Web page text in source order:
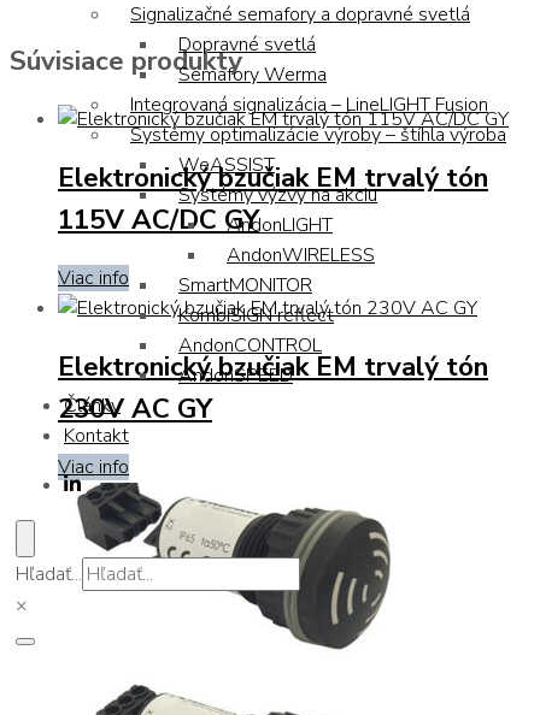
Signalizačné semafory a dopravné svetlá
Dopravné svetlá
Semafory Werma
Integrovaná signalizácia – LineLIGHT Fusion
Systémy optimalizácie výroby – štíhla výroba
WeASSIST
Systémy výzvy na akciu
AndonLIGHT
AndonWIRELESS
SmartMONITOR
KombiSIGN reflect
AndonCONTROL
AndonSPEED
Články
Kontakt
Hľadať...
×
Súvisiace produkty
Elektronický bzučiak EM trvalý tón
115V AC/DC GY
Viac info
Elektronický bzučiak EM trvalý tón
230V AC GY
Viac info